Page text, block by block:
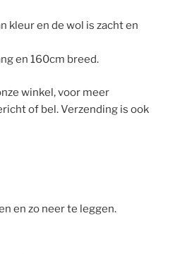
kleur en de wol is zacht en
en 160cm breed.
winkel, voor meer
of bel. Verzending is ook
en zo neer te leggen.